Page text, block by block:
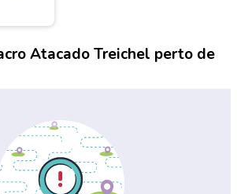
Atacado Treichel perto de